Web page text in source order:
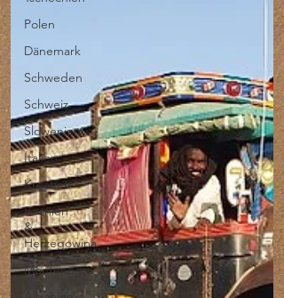
Polen
Dänemark
Schweden
Schweiz
Slowenien
Italien
Kroatien
Bosnien
&
Herzegowina
Montenegro